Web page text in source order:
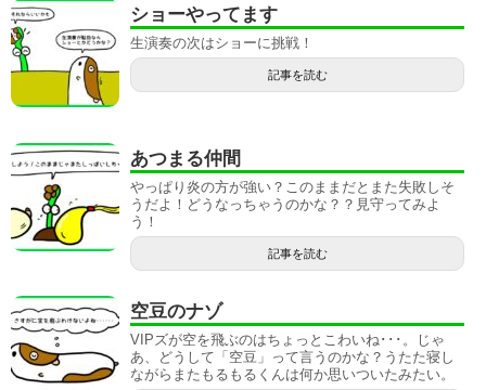
ショーやってます
生演奏の次はショーに挑戦！
記事を読む
あつまる仲間
やっぱり炎の方が強い？このままだとまた失敗しそ
うだよ！どうなっちゃうのかな？？見守ってみよ
う！
記事を読む
空豆のナゾ
VIPズが空を飛ぶのはちょっとこわいね･･･。じゃ
あ、どうして「空豆」って言うのかな？うたた寝し
ながらまたもるもるくんは何か思いついたみたい。